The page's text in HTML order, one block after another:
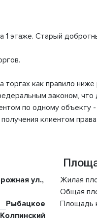
1 этаже. Старый
торгов.
на торгах как
федеральным
по одному
до получения
ул.,
Рыбацкое
Колпинский
Жилая
Общая
Площадь